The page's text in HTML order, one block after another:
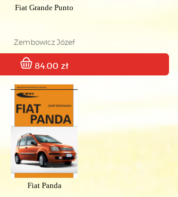
Fiat Grande Punto
Zembowicz Józef
84.00 zł
Fiat Panda